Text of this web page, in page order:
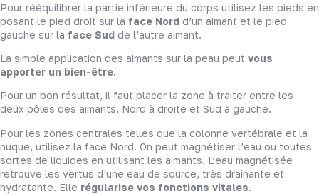
Pour rééquilibrer la partie inférieure du corps utilisez les pieds en
posant le pied droit sur la face Nord d’un aimant et le pied
gauche sur la face Sud de l’autre aimant.
La simple application des aimants sur la peau peut vous
apporter un bien-être.
Pour un bon résultat, il faut placer la zone à traiter entre les
deux pôles des aimants, Nord à droite et Sud à gauche.
Pour les zones centrales telles que la colonne vertébrale et la
nuque, utilisez la face Nord. On peut magnétiser l’eau ou toutes
sortes de liquides en utilisant les aimants. L’eau magnétisée
retrouve les vertus d’une eau de source, très drainante et
hydratante. Elle régularise vos fonctions vitales.